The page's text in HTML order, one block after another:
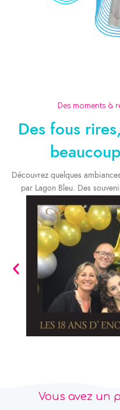
Des moments à
Des fous
Découvrez quelques
par Lagon Bleu. Des
Vous avez un